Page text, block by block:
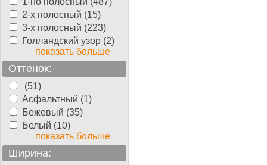
2-х полосный (15)
3-х полосный (223)
Голландский узор (2)
показать больше
Оттенок:
(51)
Асфальтный (1)
Бежевый (35)
Белый (10)
показать больше
Ширина: